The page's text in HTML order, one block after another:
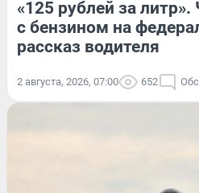
«125 рублей за
с бензином на
рассказ водителя
2 августа, 2026, 07:00 652